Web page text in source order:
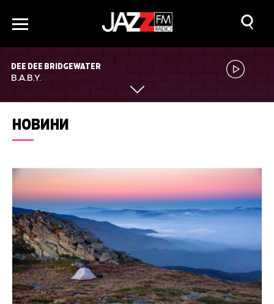
DEE DEE BRIDGEWATER
B.A.B.Y.
НОВИНИ